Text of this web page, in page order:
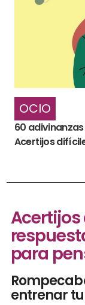
OCIO
60
Acertijos
para
entrenar